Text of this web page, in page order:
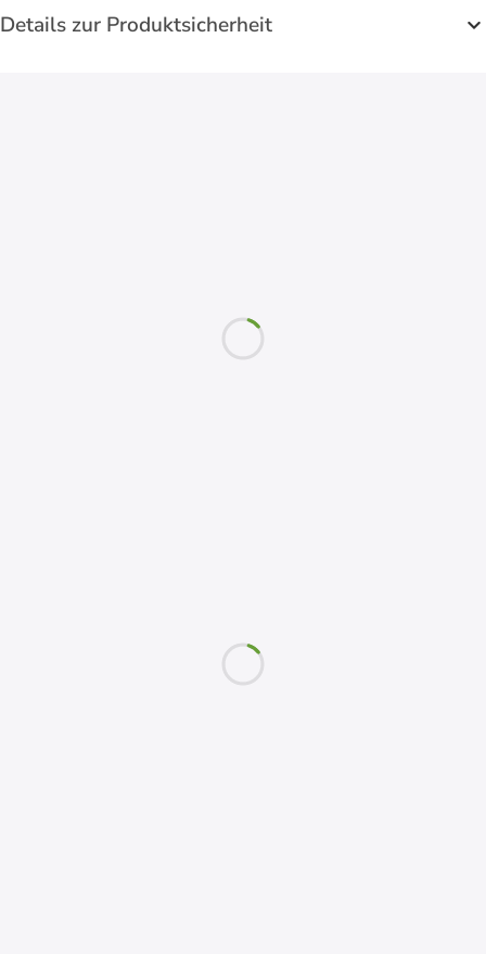
Details zur Produktsicherheit